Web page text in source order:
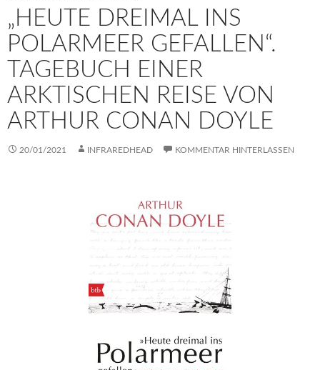
„HEUTE DREIMAL INS
POLARMEER GEFALLEN“.
TAGEBUCH EINER
ARKTISCHEN REISE VON
ARTHUR CONAN DOYLE
20/01/2021 INFRAREDHEAD KOMMENTAR HINTERLASSEN